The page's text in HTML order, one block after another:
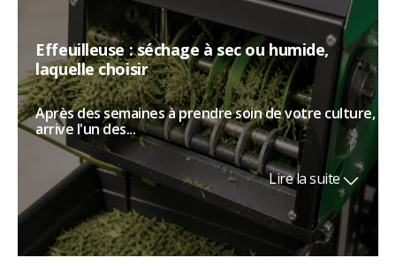
Effeuilleuse : séchage à sec ou humide,
laquelle choisir
Après des semaines à prendre soin de votre culture,
arrive l'un des...
Lire la suite